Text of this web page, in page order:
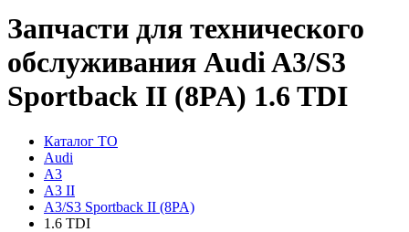
Запчасти для технического
обслуживания Audi A3/S3
Sportback II (8PA) 1.6 TDI
Каталог ТО
Audi
A3
A3 II
A3/S3 Sportback II (8PA)
1.6 TDI